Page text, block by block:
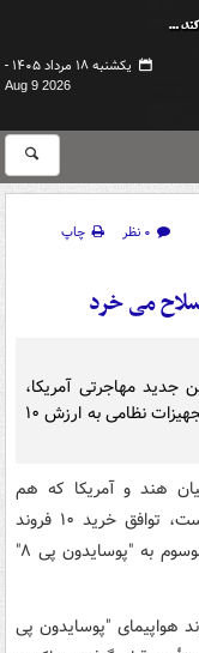
یکشنبه ۱۸ مرداد ۱۴۰۵ -
Aug 9 2026
۰ نظر
چاپ
جدید مهاجرتی آمریکا،
دهلی نو اعلام کرده است که تا دو سال آینده تجهیزات نظامی به ارزش ۱۰
هند و آمریکا که هم
اکنون در مرحله تأیید دولت هند قرار گرفته است، توافق خرید ۱۰ فروند
هواپیمای تجسس و نظارت بلند مدت دریایی موسوم به "پوسایدون پی ۸"
هند گفت: قرارداد خرید ۱۰ فروند هواپیمای "پوسایدون پی